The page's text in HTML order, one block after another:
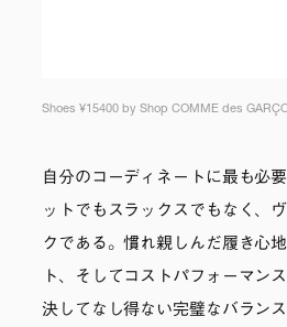
Shoes ¥15400 by Shop COMME des
自分のコーディネートに最も必
ットでもスラックスでもなく、
クである。慣れ親しんだ履き心
ト、そしてコストパフォーマン
決してなし得ない完璧なバラン